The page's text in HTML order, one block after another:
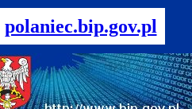
polaniec.bip.gov.pl